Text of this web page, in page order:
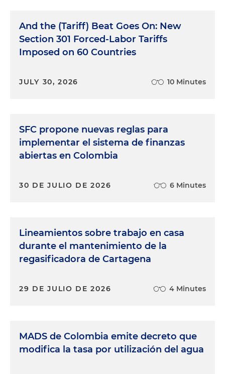
And the (Tariff) Beat Goes On: New
Section 301 Forced-Labor Tariffs
Imposed on 60 Countries
JULY 30, 2026 10 Minutes
SFC propone nuevas reglas para
implementar el sistema de finanzas
abiertas en Colombia
30 DE JULIO DE 2026 6 Minutes
Lineamientos sobre trabajo en casa
durante el mantenimiento de la
regasificadora de Cartagena
29 DE JULIO DE 2026 4 Minutes
MADS de Colombia emite decreto que
modifica la tasa por utilización del agua